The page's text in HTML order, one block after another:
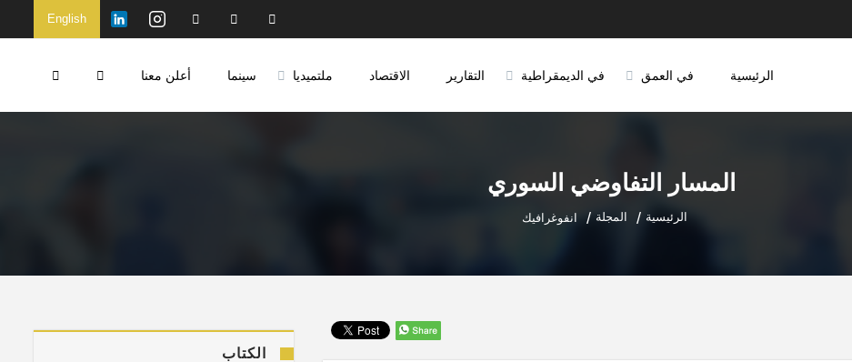
English
الرئيسية في العمق في الديمقراطية التقارير الاقتصاد ملتميديا سينما أعلن معنا
المسار التفاوضي السوري
الرئيسية المجلة انفوغرافيك
الكتاب